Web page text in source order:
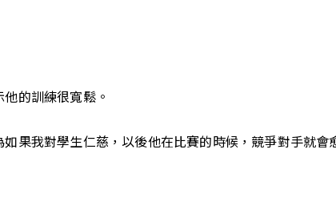
的訓練很寬鬆。
果我對學生仁慈，以後他在比賽的時候，競爭對手就